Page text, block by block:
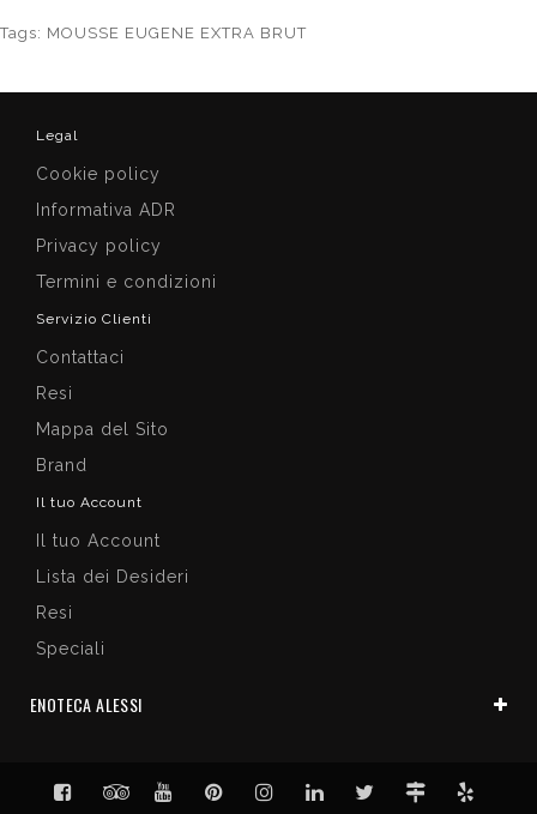
Tags: MOUSSE EUGENE EXTRA BRUT
Legal
Cookie policy
Informativa ADR
Privacy policy
Termini e condizioni
Servizio Clienti
Contattaci
Resi
Mappa del Sito
Brand
Il tuo Account
Il tuo Account
Lista dei Desideri
Resi
Speciali
ENOTECA ALESSI